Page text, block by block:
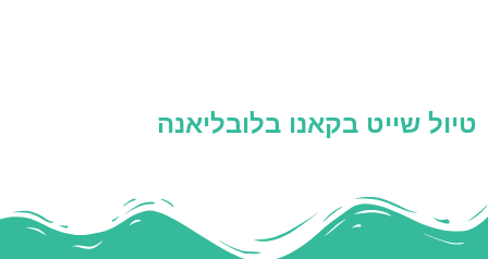
טיול שייט בקאנו בלובליאנה